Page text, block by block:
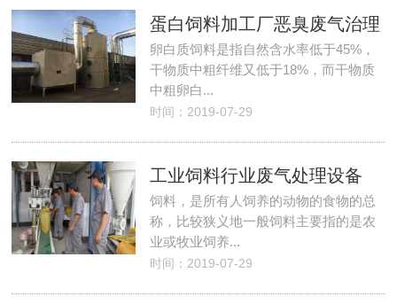
蛋白饲料加工厂恶臭废气治理
卵白质饲料是指自然含水率低于45%，
干物质中粗纤维又低于18%，而干物质
中粗卵白...
时间：2019-07-29
工业饲料行业废气处理设备
饲料，是所有人饲养的动物的食物的总
称，比较狭义地一般饲料主要指的是农
业或牧业饲养...
时间：2019-07-29